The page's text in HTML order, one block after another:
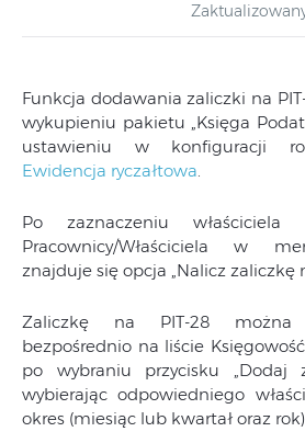
Funkcja dodawania zaliczki na
wykupieniu pakietu „Księga
ustawieniu w konfiguracji
Ewidencja ryczałtowa.
Po zaznaczeniu
Pracownicy/Właściciela w
znajduje się opcja „Nalicz zaliczkę
Zaliczkę na PIT-28 można
bezpośrednio na liście
po wybraniu przycisku „Dodaj
wybierając odpowiedniego
okres (miesiąc lub kwartał oraz